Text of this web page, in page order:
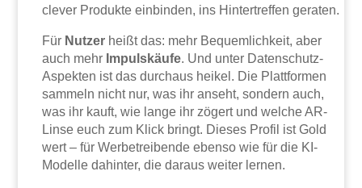
clever Produkte einbinden, ins Hintertreffen geraten.
Für Nutzer heißt das: mehr Bequemlichkeit, aber
auch mehr Impulskäufe. Und unter Datenschutz-
Aspekten ist das durchaus heikel. Die Plattformen
sammeln nicht nur, was ihr anseht, sondern auch,
was ihr kauft, wie lange ihr zögert und welche AR-
Linse euch zum Klick bringt. Dieses Profil ist Gold
wert – für Werbetreibende ebenso wie für die KI-
Modelle dahinter, die daraus weiter lernen.